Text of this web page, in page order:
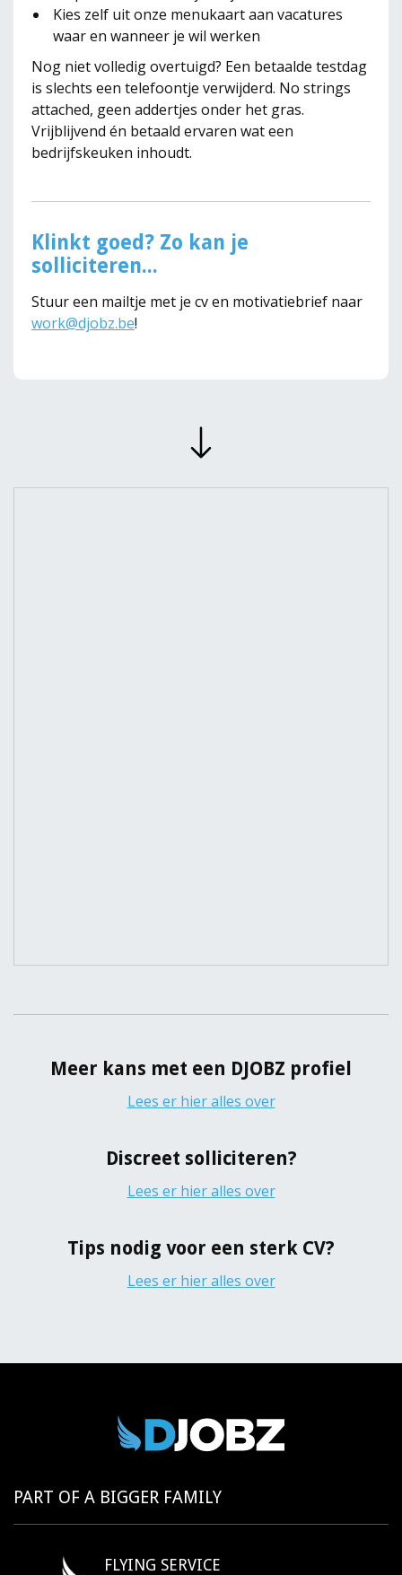
Kies zelf uit onze menukaart aan vacatures
waar en wanneer je wil werken
Nog niet volledig overtuigd? Een betaalde testdag
is slechts een telefoontje verwijderd. No strings
attached, geen addertjes onder het gras.
Vrijblijvend én betaald ervaren wat een
bedrijfskeuken inhoudt.
Klinkt goed? Zo kan je
solliciteren...
Stuur een mailtje met je cv en motivatiebrief naar
work@djobz.be!
Meer kans met een DJOBZ profiel
Lees er hier alles over
Discreet solliciteren?
Lees er hier alles over
Tips nodig voor een sterk CV?
Lees er hier alles over
PART OF A BIGGER FAMILY
FLYING SERVICE